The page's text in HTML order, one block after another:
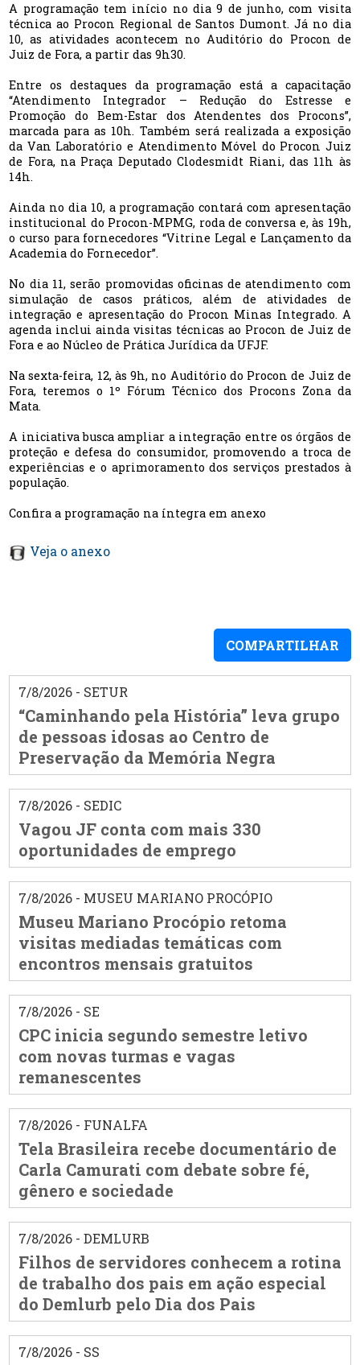
A programação tem início no dia 9 de junho, com visita
técnica ao Procon Regional de Santos Dumont. Já no dia
10, as atividades acontecem no Auditório do Procon de
Juiz de Fora, a partir das 9h30.
Entre os destaques da programação está a capacitação
“Atendimento Integrador – Redução do Estresse e
Promoção do Bem-Estar dos Atendentes dos Procons”,
marcada para as 10h. Também será realizada a exposição
da Van Laboratório e Atendimento Móvel do Procon Juiz
de Fora, na Praça Deputado Clodesmidt Riani, das 11h às
14h.
Ainda no dia 10, a programação contará com apresentação
institucional do Procon-MPMG, roda de conversa e, às 19h,
o curso para fornecedores “Vitrine Legal e Lançamento da
Academia do Fornecedor”.
No dia 11, serão promovidas oficinas de atendimento com
simulação de casos práticos, além de atividades de
integração e apresentação do Procon Minas Integrado. A
agenda inclui ainda visitas técnicas ao Procon de Juiz de
Fora e ao Núcleo de Prática Jurídica da UFJF.
Na sexta-feira, 12, às 9h, no Auditório do Procon de Juiz de
Fora, teremos o 1º Fórum Técnico dos Procons Zona da
Mata.
A iniciativa busca ampliar a integração entre os órgãos de
proteção e defesa do consumidor, promovendo a troca de
experiências e o aprimoramento dos serviços prestados à
população.
Confira a programação na íntegra em anexo
Veja o anexo
COMPARTILHAR
7/8/2026 - SETUR
“Caminhando pela História” leva grupo
de pessoas idosas ao Centro de
Preservação da Memória Negra
7/8/2026 - SEDIC
Vagou JF conta com mais 330
oportunidades de emprego
7/8/2026 - MUSEU MARIANO PROCÓPIO
Museu Mariano Procópio retoma
visitas mediadas temáticas com
encontros mensais gratuitos
7/8/2026 - SE
CPC inicia segundo semestre letivo
com novas turmas e vagas
remanescentes
7/8/2026 - FUNALFA
Tela Brasileira recebe documentário de
Carla Camurati com debate sobre fé,
gênero e sociedade
7/8/2026 - DEMLURB
Filhos de servidores conhecem a rotina
de trabalho dos pais em ação especial
do Demlurb pelo Dia dos Pais
7/8/2026 - SS